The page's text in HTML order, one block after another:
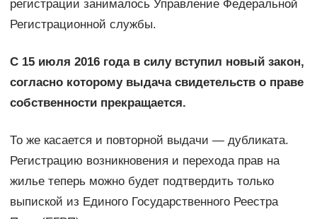
регистрации занималось Управление Федеральной
Регистрационной службы.
С 15 июля 2016 года в силу вступил новый закон,
согласно которому выдача свидетельств о праве
собственности прекращается.
То же касается и повторной выдачи — дубликата.
Регистрацию возникновения и перехода прав на
жилье теперь можно будет подтвердить только
выпиской из Единого Государственного Реестра